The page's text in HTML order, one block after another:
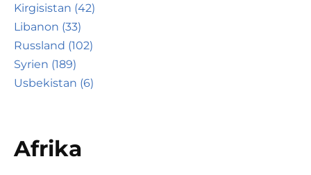
Kirgisistan (42)
Libanon (33)
Russland (102)
Syrien (189)
Usbekistan (6)
Afrika